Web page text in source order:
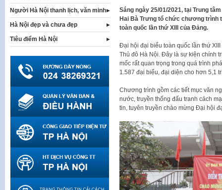
Sáng ngày 25/01/2021, tại Trung
Hai Bà Trưng tổ chức chương trình
toàn quốc lần thứ XIII của Đảng.
Đại hội đại biểu toàn quốc lần thứ
Thủ đô Hà Nội. Đây là sự kiện chính
mốc rất quan trọng trong quá trình
1.587 đại biểu, đại diện cho hơn 5,1
Chương trình gồm các tiết mục văn
nước, truyền thống đấu tranh cách
tin, tuyên truyền chào mừng Đại hội
Người Hà Nội thanh lịch, văn minh
Hà Nội đẹp và chưa đẹp
Tiêu điểm Hà Nội